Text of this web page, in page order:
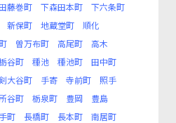
藤巻町 下森田本町
下六条町
新保町 地蔵堂町
順化
曽万布町 高尾町
高木
谷町 種池 種池町
田中町
大谷町 手寄 寺前町
照手
谷町 栃泉町 豊岡
豊島
町 長橋町 長本町
南居町